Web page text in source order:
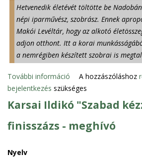
a
t
o
s
a
r
ö
k
s
é
g
n
k
s
Hetvenedik életévét töltötte be
népi iparművész, szobrász. Ennek
Makói Levéltár, hogy az alkotó
adjon otthont. Itt a korai
a nemrégiben készített szobrai is
További információ
a
d
b
A hozzászóláshoz
bejelentkezés szükséges
Karsai Ildikó "Szabad
finisszázs - meghívó
Nyelv